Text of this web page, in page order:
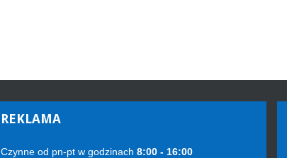
REKLAMA
Czynne od pn-pt w godzinach 8:00 - 16:00